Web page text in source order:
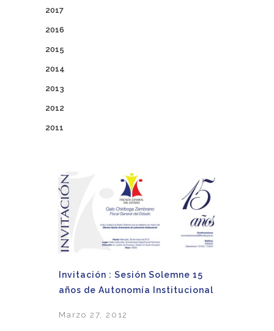
2017
2016
2015
2014
2013
2012
2011
Invitación : Sesión Solemne 15
años de Autonomía Institucional
Marzo 27, 2012